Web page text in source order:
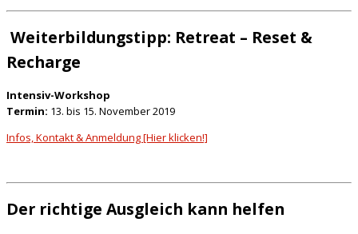
Weiterbildungstipp: Retreat – Reset &
Recharge
Intensiv-Workshop
Termin: 13. bis 15. November 2019
Infos, Kontakt & Anmeldung [Hier klicken!]
Der richtige Ausgleich kann helfen